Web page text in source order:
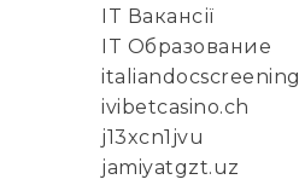
IT Вакансії
IT Образование
italiandocscreening
ivibetcasino.ch
j13xcn1jvu
jamiyatgzt.uz